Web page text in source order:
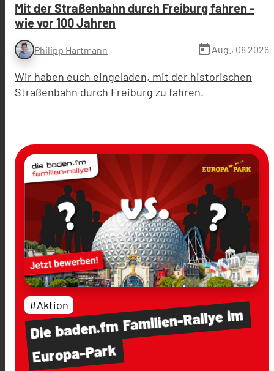
Mit der Straßenbahn durch Freiburg fahren -
wie vor 100 Jahren
Philipp Hartmann today Aug., 08 2026
Wir haben euch eingeladen, mit der historischen
Straßenbahn durch Freiburg zu fahren.
Diebaden.fmFamilien-Rallyeim
Europa-Park
#Aktion